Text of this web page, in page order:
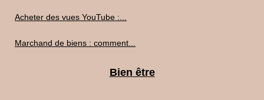
Acheter des vues YouTube :...
Marchand de biens : comment...
Bien être